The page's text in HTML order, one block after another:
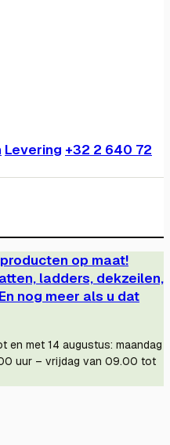
Levering +32 2 640 72
op maat!
ladders, dekzeilen,
nog meer als u dat
en met 14 augustus: maandag
uur – vrijdag van 09.00 tot